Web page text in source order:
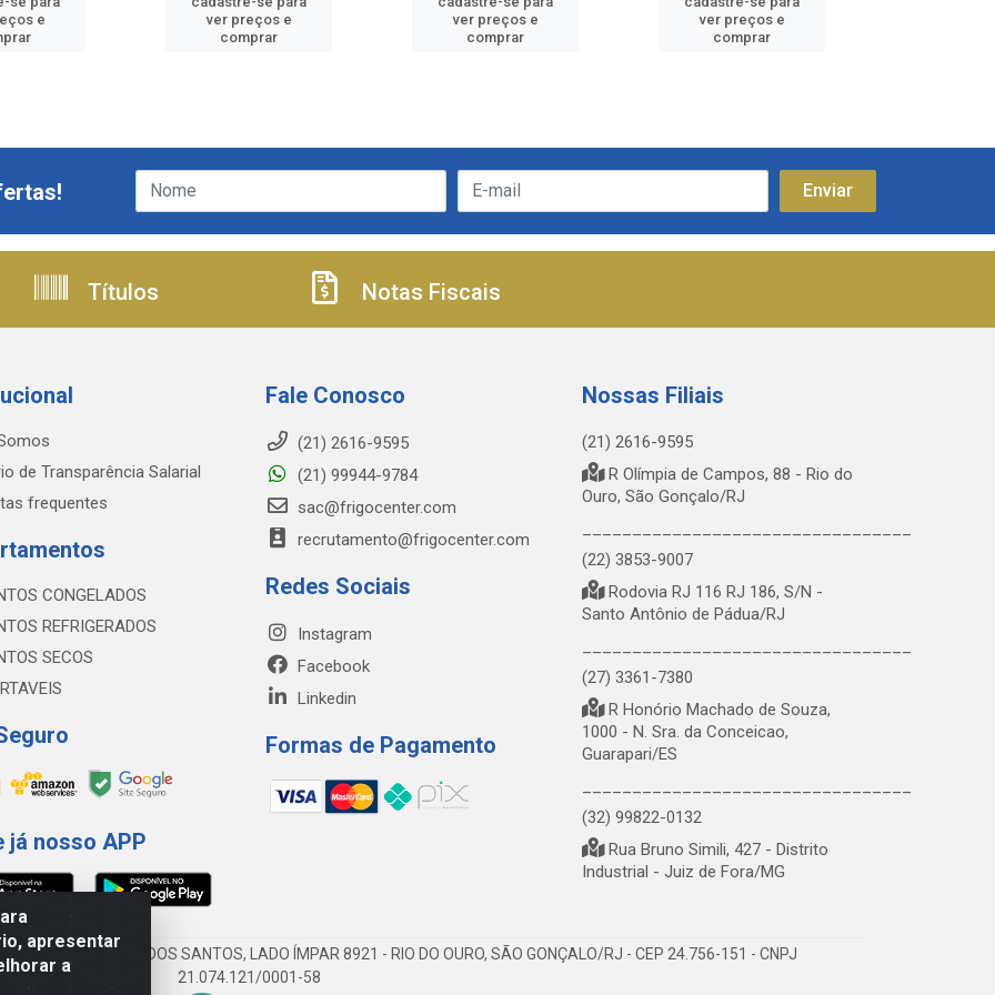
e
ver preços e
comprar
ver preços e
comprar
ver preços e
comprar
apresentar
a
Títulos Notas Fiscais
de Transparência Salarial
frequentes
CONGELADOS
REFRIGERADOS
SECOS
já nosso APP
Fale Conosco
(21) 2616-9595
(21) 99944-9784
sac@frigocenter.com
recrutamento@frigocenter.com
Redes Sociais
Instagram
Facebook
Linkedin
Formas de Pagamento
Nossas Filiais
(21) 2616-9595
R Olímpia de Campos, 88 - Rio do
Ouro, São Gonçalo/RJ
(22) 3853-9007
Rodovia RJ 116 RJ 186, S/N -
Santo Antônio de Pádua/RJ
(27) 3361-7380
R Honório Machado de Souza,
1000 - N. Sra. da Conceicao,
Guarapari/ES
(32) 99822-0132
Rua Bruno Simili, 427 - Distrito
Industrial - Juiz de Fora/MG
AV DA ABDIAS JOSÉ DOS SANTOS, LADO ÍMPAR 8921 - RIO DO OURO, SÃO GONÇALO/RJ - CEP 24.756-151 - CNPJ
21.074.121/0001-58